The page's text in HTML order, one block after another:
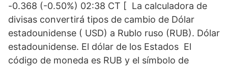
-0.368 (-0.50%) 02:38 CT [ La calculadora de
divisas convertirá tipos de cambio de Dólar
estadounidense ( USD) a Rublo ruso (RUB). Dólar
estadounidense. El dólar de los Estados El
código de moneda es RUB y el símbolo de